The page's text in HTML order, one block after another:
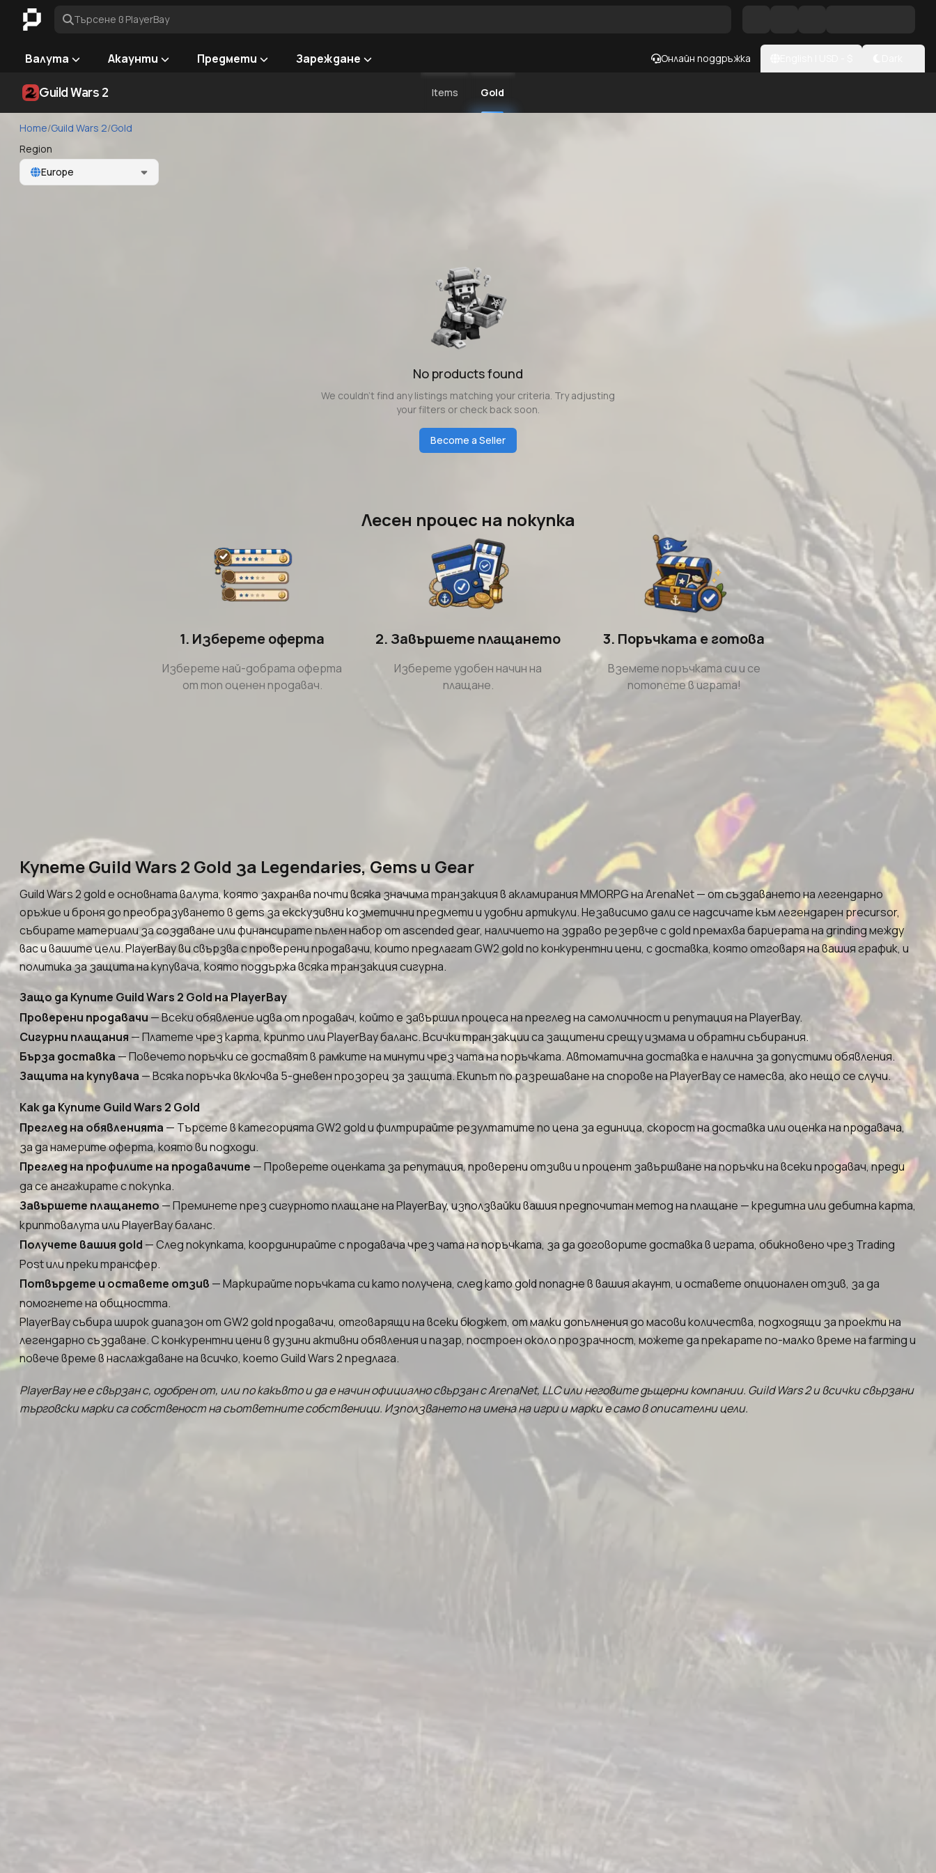
Търсене в PlayerBay
Валута Акаунти Предмети Зареждане Онлайн поддръжка
Guild Wars 2 Items Gold
Home/Guild Wars 2/Gold
Region
Europe
No products found
We couldn't find any listings matching your criteria. Try adjusting
your filters or check back soon.
Become a Seller
Лесен процес на покупка
1. Изберете оферта
Изберете най-добрата оферта
от топ оценен продавач.
2. Завършете плащането
Изберете удобен начин на
плащане.
3. Поръчката е готова
Вземете поръчката си и се
потопете в играта!
Купете Guild Wars 2 Gold за Legendaries, Gems и Gear
Guild Wars 2 gold е основната валута, която захранва почти всяка значима транзакция в акламирания MMORPG на ArenaNet — от създаването на легендарно
оръжие и броня до преобразуването в gems за екскузивни козметични предмети и удобни артикули. Независимо дали се надсичате към легендарен precursor,
събирате материали за создаване или финансирате пълен набор от ascended gear, наличието на здраво резервче с gold премахва бариерата на grinding между
вас и вашите цели. PlayerBay ви свързва с проверени продавачи, които предлагат GW2 gold по конкурентни цени, с доставка, която отговаря на вашия график, и
политика за защита на купувача, която поддържа всяка транзакция сигурна.
Защо да Купите Guild Wars 2 Gold на PlayerBay
Проверени продавачи— Всеки обявление идва от продавач, който е завършил процеса на преглед на самоличност и репутация на PlayerBay.
Сигурни плащания — Платете чрез карта, крипто или PlayerBay баланс. Всички транзакции са защитени срещу измама и обратни събирания.
Бърза доставка — Повечето поръчки се доставят в рамките на минути чрез чата на поръчката. Автоматична доставка е налична за допустими обявления.
Защита на купувача — Всяка поръчка включва 5-дневен прозорец за защита. Екипът по разрешаване на спорове на PlayerBay се намесва, ако нещо се случи.
Как да Купите Guild Wars 2 Gold
Преглед на обявленията — Търсете в категорията GW2 gold и филтрирайте резултатите по цена за единица, скорост на доставка или оценка на продавача,
за да намерите оферта, която ви подходи.
Преглед на профилите на продавачите — Проверете оценката за репутация, проверени отзиви и процент завършване на поръчки на всеки продавач, преди
да се ангажирате с покупка.
Завършете плащането— Преминете през сигурното плащане на PlayerBay, използвайки вашия предпочитан метод на плащане — кредитна или дебитна карта,
криптовалута или PlayerBay баланс.
Получете вашия gold — След покупката, координирайте с продавача чрез чата на поръчката, за да договорите доставка в играта, обикновено чрез Trading
Post или преки трансфер.
Потвърдете и оставете отзив — Маркирайте поръчката си като получена, след като gold попадне в вашия акаунт, и оставете опционален отзив, за да
помогнете на общността.
PlayerBay събира широк диапазон от GW2 gold продавачи, отговарящи на всеки бюджет, от малки допълнения до масови количества, подходящи за проекти на
легендарно създаване. С конкурентни цени в дузини активни обявления и пазар, построен около прозрачност, можете да прекарате по-малко време на farming и
повече време в наслаждаване на всичко, което Guild Wars 2 предлага.
PlayerBay не е свързан с, одобрен от, или по какъвто и да е начин официално свързан с ArenaNet, LLC или неговите дъщерни компании. Guild Wars 2 и всички свързани
търговски марки са собственост на съответните собственици. Използването на имена на игри и марки е само в описателни цели.